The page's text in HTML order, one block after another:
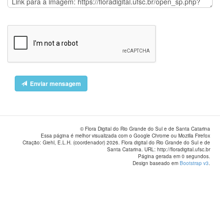
Enviar mensagem
© Flora Digital do Rio Grande do Sul e de Santa Catarina
Essa página é melhor visualizada com o Google Chrome ou Mozilla Firefox
Citação: Giehl, E.L.H. (coordenador) 2026. Flora digital do Rio Grande do Sul e de
Santa Catarina. URL: http://floradigital.ufsc.br
Página gerada em 0 segundos.
Design baseado em Bootstrap v3.